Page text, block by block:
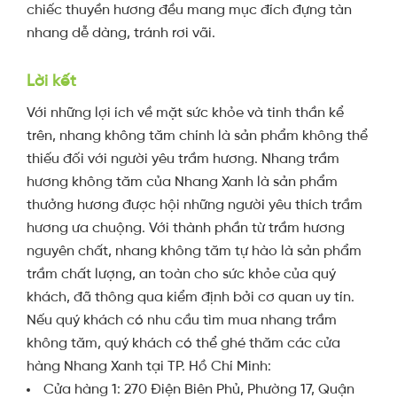
chiếc thuyền hương đều mang mục đích đựng tàn
nhang dễ dàng, tránh rơi vãi.
Lời kết
Với những lợi ích về mặt sức khỏe và tinh thần kể
trên, nhang không tăm chính là sản phẩm không thể
thiếu đối với người yêu trầm hương. Nhang trầm
hương không tăm của Nhang Xanh là sản phẩm
thưởng hương được hội những người yêu thích trầm
hương ưa chuộng. Với thành phần từtrầm hương
nguyên chất, nhang không tăm tự hào là sản phẩm
trầm chất lượng, an toàn cho sức khỏe của quý
khách, đã thông qua kiểm định bởi cơ quan uy tín.
Nếu quý khách có nhu cầu tìm mua nhang trầm
không tăm, quý khách có thể ghé thăm các cửa
hàng Nhang Xanh tại TP. Hồ Chí Minh:
Cửa hàng 1: 270 Điện Biên Phủ, Phường 17, Quận